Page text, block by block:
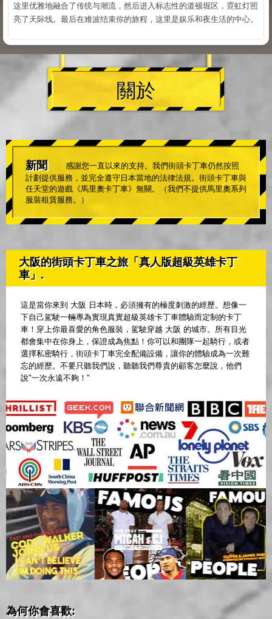
这里优雅地融合了传统与潮流，然后进入标志性的道顿堀区，霓虹灯照
亮了天际线。最后在难波结束你的旅程，这里是娱乐和夜生活的中心。
關於
新聞
感謝您一直以來的支持。我們街頭卡丁車仍然按照
計劃提供服務，並完全遵守日本當地的法律法規。街頭卡丁車與
任天堂的遊戲《馬里奧卡丁車》無關。（我們不提供馬里奧系列
服裝租賃服務。）
大阪的街頭卡丁車之旅「真人版超級英雄卡丁
車」.
這是當你來到 大阪 日本時，必須擁有的極度刺激的經歷。想像一
下自己駕駛一輛專為實現真實超級英雄卡丁車體驗而定制的卡丁
車！穿上你最喜愛的角色服裝，駕駛穿越 大阪 的城市。所有目光
都會集中在你身上，保證成為焦點！你可以和團隊一起騎行，或者
選擇私密騎行，街頭卡丁車完全配備設備，讓你的體驗成為一次難
忘的經歷。不要只聽我們說，聽聽我們尊貴的顧客怎麼說，他們
說"一次永遠不夠！"
為何你會喜歡: